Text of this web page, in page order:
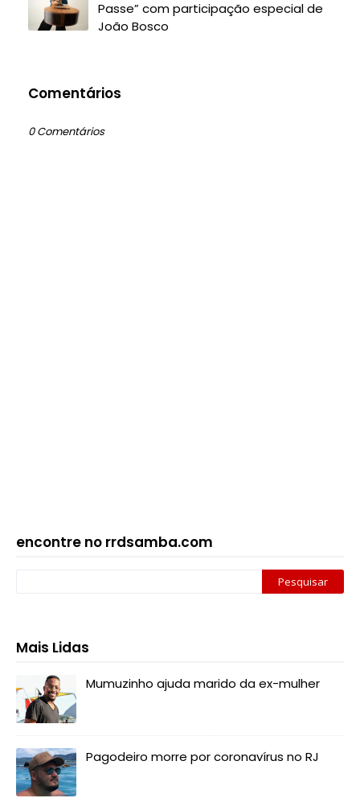
Passe” com participação especial de
João Bosco
Comentários
0 Comentários
encontre no rrdsamba.com
Mais Lidas
Mumuzinho ajuda marido da ex-mulher
Pagodeiro morre por coronavírus no RJ